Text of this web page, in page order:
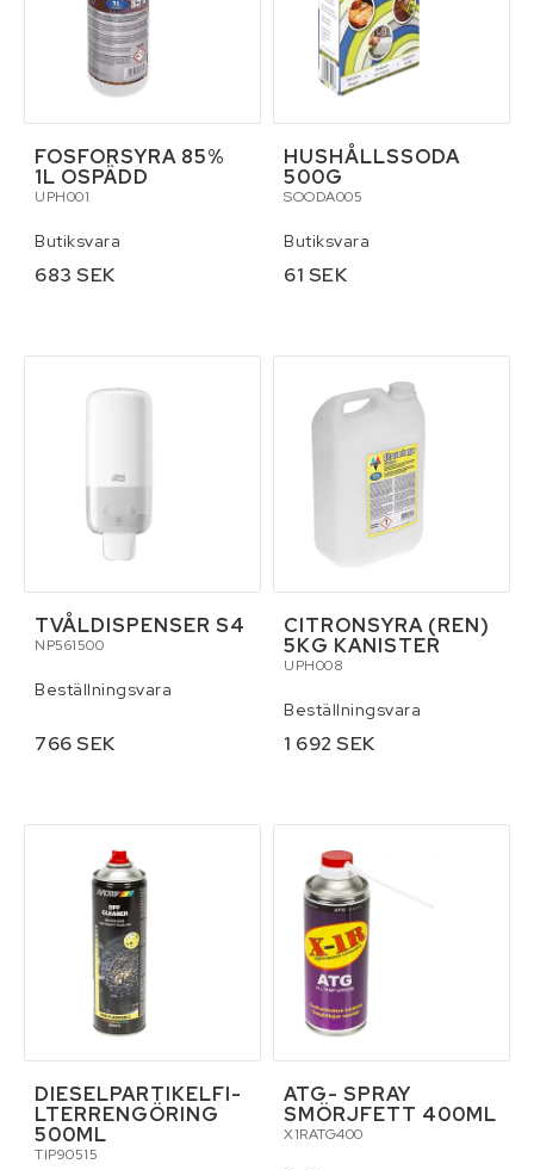
FOSFORSYRA 85%
1L OSPÄDD
UPH001
Butiksvara
683 SEK
HUSHÅLLSSODA
500G
SOODA005
Butiksvara
61 SEK
TVÅLDISPENSER S4
NP561500
Beställningsvara
766 SEK
CITRONSYRA (REN)
5KG KANISTER
UPH008
Beställningsvara
1 692 SEK
D­I­E­S­E­L­P­A­R­T­I­K­E­L­F­I­
L­T­E­R­R­E­N­G­Ö­R­I­N­G
500ML
TIP90515
ATG- SPRAY
SMÖRJFETT 400ML
X1RATG400